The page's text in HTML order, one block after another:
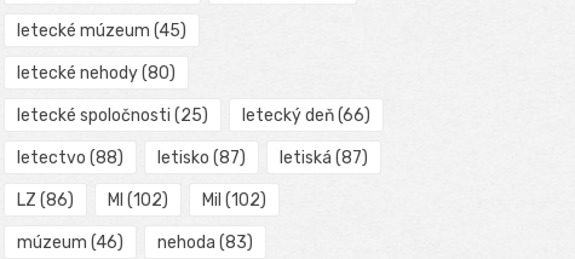
letecké múzeum (45)
letecké nehody(80)
letecké spoločnosti (25) letecký deň(66)
letectvo (88) letisko (87) letiská (87)
LZ (86) MI (102) Mil (102)
múzeum (46) nehoda (83)